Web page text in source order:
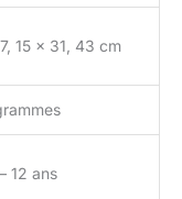
15 x 31, 43 cm
12 ans